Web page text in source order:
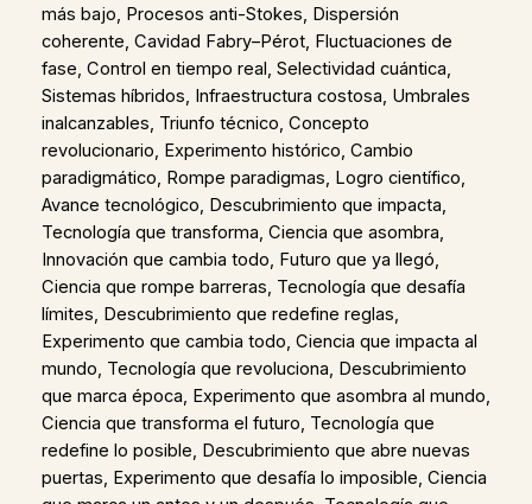
más bajo, Procesos anti-Stokes, Dispersión
coherente, Cavidad Fabry–Pérot, Fluctuaciones de
fase, Control en tiempo real, Selectividad cuántica,
Sistemas híbridos, Infraestructura costosa, Umbrales
inalcanzables, Triunfo técnico, Concepto
revolucionario, Experimento histórico, Cambio
paradigmático, Rompe paradigmas, Logro científico,
Avance tecnológico, Descubrimiento que impacta,
Tecnología que transforma, Ciencia que asombra,
Innovación que cambia todo, Futuro que ya llegó,
Ciencia que rompe barreras, Tecnología que desafía
límites, Descubrimiento que redefine reglas,
Experimento que cambia todo, Ciencia que impacta al
mundo, Tecnología que revoluciona, Descubrimiento
que marca época, Experimento que asombra al mundo,
Ciencia que transforma el futuro, Tecnología que
redefine lo posible, Descubrimiento que abre nuevas
puertas, Experimento que desafía lo imposible, Ciencia